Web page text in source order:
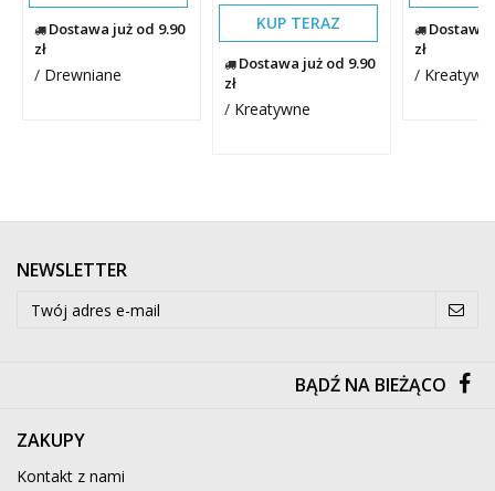
Dostawa już od 9.90
zł
/ Drewniane
KUP TERAZ
Dostawa już od 9.90
zł
/ Kreatywne
Dostawa
zł
/
NEWSLETTER
BĄDŹ NA BIEŻĄCO
ZAKUPY
Kontakt z nami